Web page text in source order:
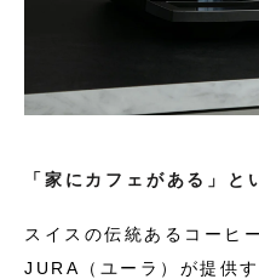
「家にカフェがある」と
スイスの伝統あるコーヒ
JURA（ユーラ）が提供